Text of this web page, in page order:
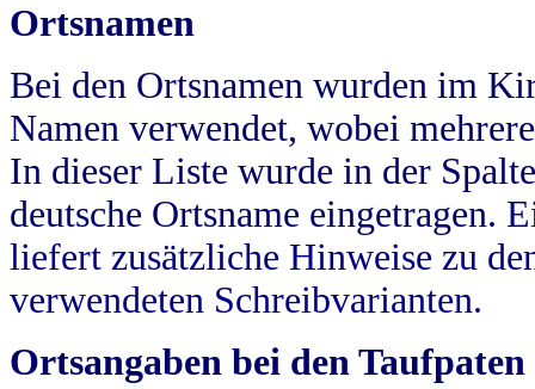
Ortsnamen
Bei den Ortsnamen wurden im
Namen verwendet, wobei
In dieser Liste wurde in der
deutsche Ortsname eingetragen.
liefert zusätzliche Hinweise zu
verwendeten Schreibvarianten.
Ortsangaben bei den Taufpaten